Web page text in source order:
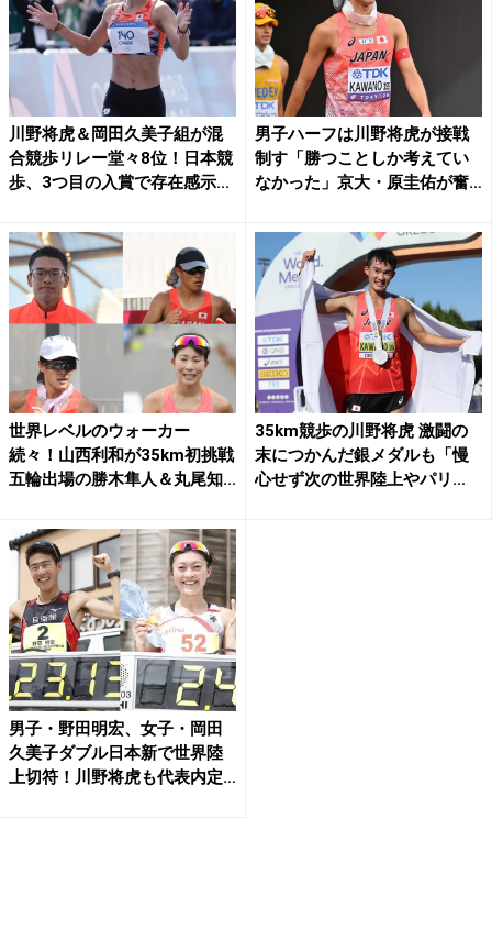
川野将虎＆岡田久美子組が混
合競歩リレー堂々8位！日本競
歩、3つ目の入賞で存在感示...
男子ハーフは川野将虎が接戦
制す「勝つことしか考えてい
なかった」京大・原圭佑が奮
世界レベルのウォーカー
続々！山西利和が35km初挑戦
五輪出場の勝木隼人＆丸尾知...
35km競歩の川野将虎 激闘の
末につかんだ銀メダルも「慢
心せず次の世界陸上やパリ...
男子・野田明宏、女子・岡田
久美子ダブル日本新で世界陸
上切符！川野将虎も代表内定